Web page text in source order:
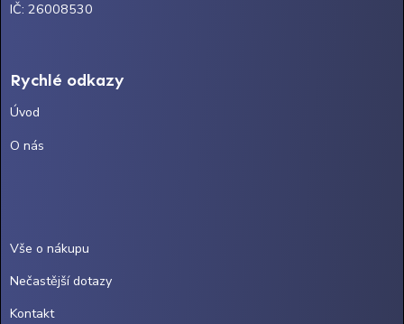
IČ: 26008530
Rychlé odkazy
Úvod
O nás
Vše o nákupu
Nečastější dotazy
Kontakt